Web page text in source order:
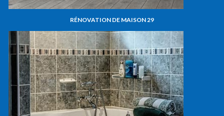
RÉNOVATION DE MAISON 29